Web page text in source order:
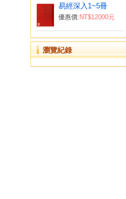
易經深入1~5冊
優惠價: NT$12000元
瀏覽紀錄